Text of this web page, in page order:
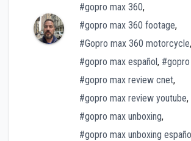
#gopro max 360,
#gopro max 360 footage,
#Gopro max 360 motorcycle,
#gopro max español,
#gopro max review cnet,
#gopro max review youtube,
#gopro max unboxing,
#gopro max unboxing